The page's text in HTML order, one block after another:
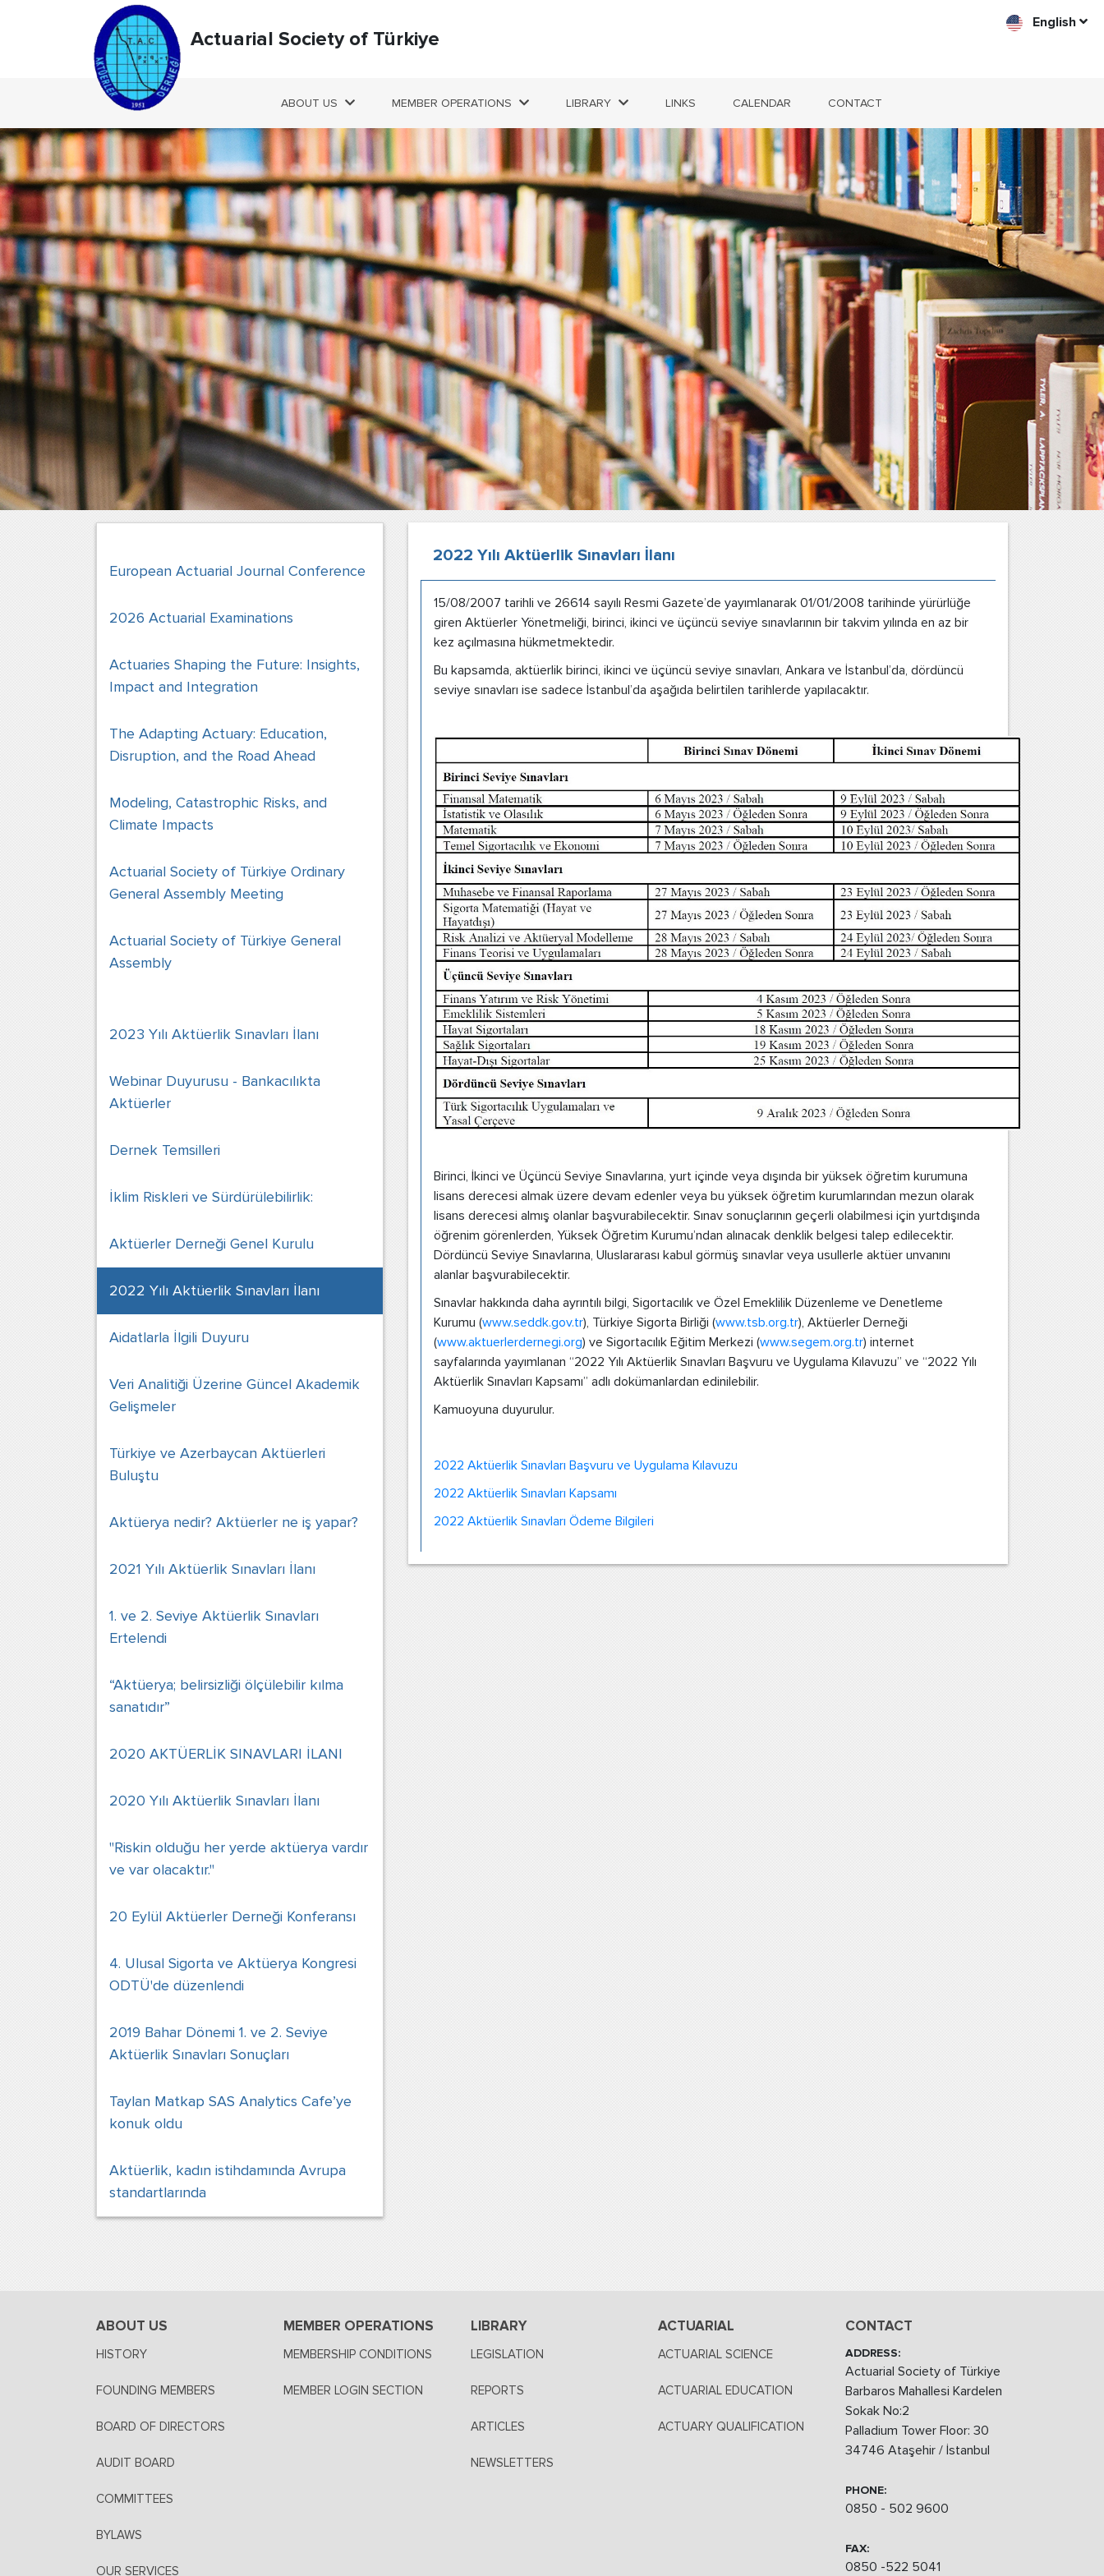
Actuarial Society of Türkiye
ABOUT US MEMBER OPERATIONS LIBRARY LINKS CALENDAR CONTACT
English
European Actuarial Journal Conference
2026 Actuarial Examinations
Actuaries Shaping the Future: Insights,
Impact and Integration
The Adapting Actuary: Education,
Disruption, and the Road Ahead
Modeling, Catastrophic Risks, and
Climate Impacts
Actuarial Society of Türkiye Ordinary
General Assembly Meeting
Actuarial Society of Türkiye General
Assembly
2023 Yılı Aktüerlik Sınavları İlanı
Webinar Duyurusu - Bankacılıkta
Aktüerler
Dernek Temsilleri
İklim Riskleri ve Sürdürülebilirlik:
Aktüerler Derneği Genel Kurulu
2022 Yılı Aktüerlik Sınavları İlanı
Aidatlarla İlgili Duyuru
Veri Analitiği Üzerine Güncel Akademik
Gelişmeler
Türkiye ve Azerbaycan Aktüerleri
Buluştu
Aktüerya nedir? Aktüerler ne iş yapar?
2021 Yılı Aktüerlik Sınavları İlanı
1. ve 2. Seviye Aktüerlik Sınavları
Ertelendi
“Aktüerya; belirsizliği ölçülebilir kılma
sanatıdır”
2020 AKTÜERLİK SINAVLARI İLANI
2020 Yılı Aktüerlik Sınavları İlanı
"Riskin olduğu her yerde aktüerya vardır
ve var olacaktır."
20 Eylül Aktüerler Derneği Konferansı
4. Ulusal Sigorta ve Aktüerya Kongresi
ODTÜ'de düzenlendi
2019 Bahar Dönemi 1. ve 2. Seviye
Aktüerlik Sınavları Sonuçları
Taylan Matkap SAS Analytics Cafe’ye
konuk oldu
Aktüerlik, kadın istihdamında Avrupa
standartlarında
2022 Yılı Aktüerlik Sınavları İlanı
15/08/2007 tarihli ve 26614 sayılı Resmi Gazete’de yayımlanarak 01/01/2008 tarihinde yürürlüğe
giren Aktüerler Yönetmeliği, birinci, ikinci ve üçüncü seviye sınavlarının bir takvim yılında en az bir
kez açılmasına hükmetmektedir.
Bu kapsamda, aktüerlik birinci, ikinci ve üçüncü seviye sınavları, Ankara ve İstanbul’da, dördüncü
seviye sınavları ise sadece İstanbul’da aşağıda belirtilen tarihlerde yapılacaktır.
Birinci, İkinci ve Üçüncü Seviye Sınavlarına, yurt içinde veya dışında bir yüksek öğretim kurumuna
lisans derecesi almak üzere devam edenler veya bu yüksek öğretim kurumlarından mezun olarak
lisans derecesi almış olanlar başvurabilecektir. Sınav sonuçlarının geçerli olabilmesi için yurtdışında
öğrenim görenlerden, Yüksek Öğretim Kurumu’ndan alınacak denklik belgesi talep edilecektir.
Dördüncü Seviye Sınavlarına, Uluslararası kabul görmüş sınavlar veya usullerle aktüer unvanını
alanlar başvurabilecektir.
Sınavlar hakkında daha ayrıntılı bilgi, Sigortacılık ve Özel Emeklilik Düzenleme ve Denetleme
Kurumu (www.seddk.gov.tr), Türkiye Sigorta Birliği (www.tsb.org.tr), Aktüerler Derneği
(www.aktuerlerdernegi.org) ve Sigortacılık Eğitim Merkezi (www.segem.org.tr) internet
sayfalarında yayımlanan “2022 Yılı Aktüerlik Sınavları Başvuru ve Uygulama Kılavuzu” ve “2022 Yılı
Aktüerlik Sınavları Kapsamı” adlı dokümanlardan edinilebilir.
Kamuoyuna duyurulur.
2022 Aktüerlik Sınavları Başvuru ve Uygulama Kılavuzu
2022 Aktüerlik Sınavları Kapsamı
2022 Aktüerlik Sınavları Ödeme Bilgileri
ABOUT US
HISTORY
FOUNDING MEMBERS
BOARD OF DIRECTORS
AUDIT BOARD
COMMITTEES
BYLAWS
OUR SERVICES
MEMBER OPERATIONS
MEMBERSHIP CONDITIONS
MEMBER LOGIN SECTION
LIBRARY
LEGISLATION
REPORTS
ARTICLES
NEWSLETTERS
ACTUARIAL
ACTUARIAL SCIENCE
ACTUARIAL EDUCATION
ACTUARY QUALIFICATION
CONTACT
ADDRESS:
Actuarial Society of Türkiye
Barbaros Mahallesi Kardelen
Sokak No:2
Palladium Tower Floor: 30
34746 Ataşehir / İstanbul
PHONE:
0850 - 502 9600
FAX:
0850 -522 5041